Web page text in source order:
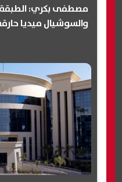
مصطفى بكري:
والسوشيال ميديا